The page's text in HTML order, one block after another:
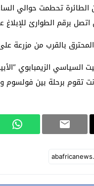
تحطمت حوالي
برقم الطوارئ للإبلاغ
من مزرعة على بعد 16 كم شرق
تقوم برحلة بين فولسوم